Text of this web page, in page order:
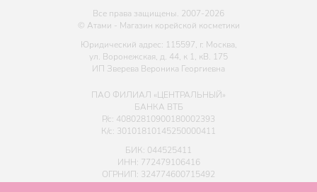
Все права защищены. 2007-2026
© Атами - Магазин корейской косметики
Юридический адрес: 115597, г. Москва,
ул. Воронежская, д. 44, к 1, кВ. 175
ИП Зверева Вероника Георгиевна
ПАО ФИЛИАЛ «ЦЕНТРАЛЬНЫЙ»
БАНКА ВТБ
Р/с: 40802810900180002393
К/с: 30101810145250000411
БИК: 044525411
ИНН: 772479106416
ОГРНИП: 324774600715492